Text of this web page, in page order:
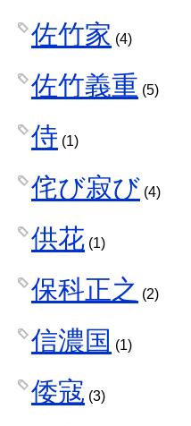
佐竹家 (4)
佐竹義重 (5)
侍 (1)
侘び寂び (4)
供花 (1)
保科正之 (2)
信濃国 (1)
倭寇 (3)